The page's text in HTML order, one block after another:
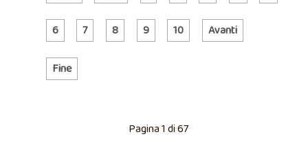
6 7 8 9 10 Avanti
Fine
Pagina 1 di 67